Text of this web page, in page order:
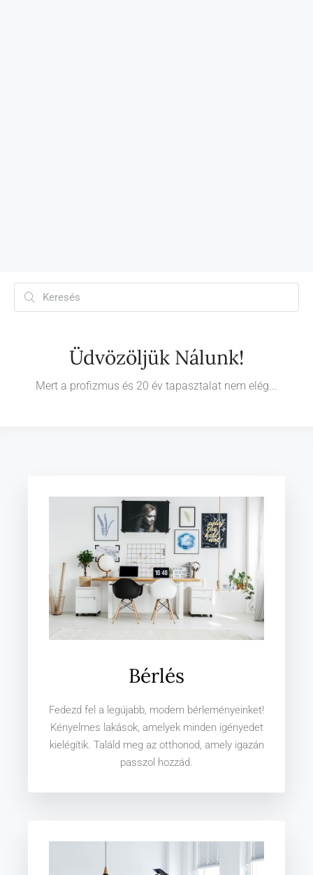
Üdvözöljük Nálunk!
Mert a profizmus és 20 év tapasztalat nem elég...
Bérlés
Fedezd fel a legújabb, modern bérleményeinket!
Kényelmes lakások, amelyek minden igényedet
kielégítik. Találd meg az otthonod, amely igazán
passzol hozzád.